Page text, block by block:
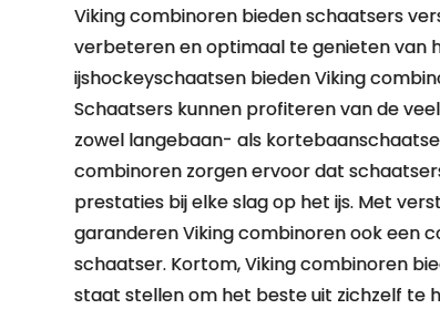
Viking combinoren bieden schaatsers
verbeteren en optimaal te genieten van
ijshockeyschaatsen bieden Viking
Schaatsers kunnen profiteren van de
zowel langebaan- als
combinoren zorgen ervoor dat
prestaties bij elke slag op het ijs. Met
garanderen Viking combinoren ook een
schaatser. Kortom, Viking combinoren
staat stellen om het beste uit zichzelf te